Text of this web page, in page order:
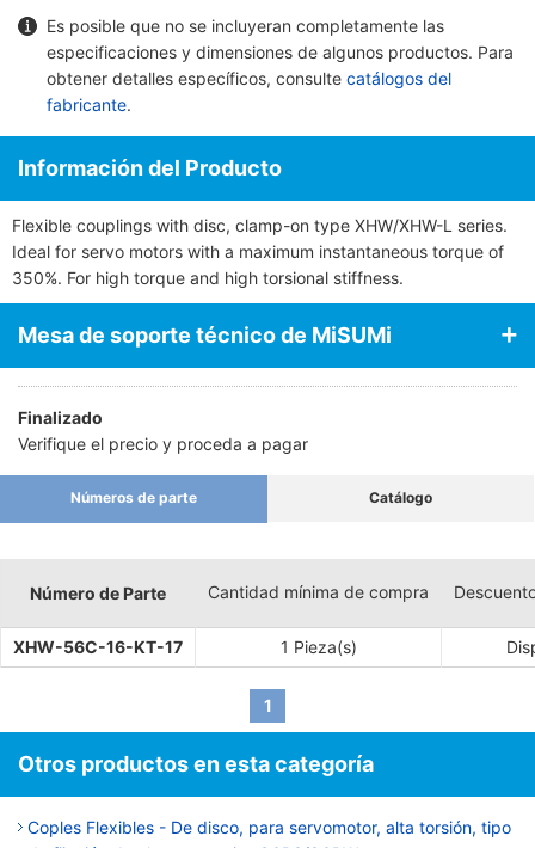
Es posible que no se incluyeran completamente las
especificaciones y dimensiones de algunos productos. Para
obtener detalles específicos, consulte catálogos del
fabricante.
Información del Producto
Flexible couplings with disc, clamp-on type XHW/XHW-L series.
Ideal for servo motors with a maximum instantaneous torque of
350%. For high torque and high torsional stiffness.
Mesa de soporte técnico de MiSUMi
Finalizado
Verifique el precio y proceda a pagar
Números de parte Catálogo
Número de Parte Cantidad mínima de compra
XHW-56C-16-KT-17 1 Pieza(s)
1
Otros productos en esta categoría
Coples Flexibles - De disco, para servomotor, alta torsión, tipo